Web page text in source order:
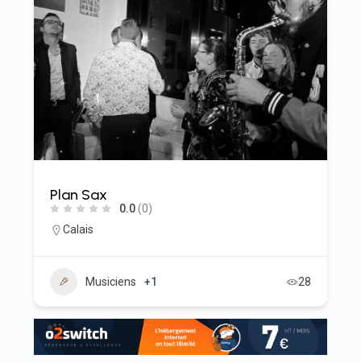
Plan Sax
0.0(0)
Calais
Musiciens +1 28